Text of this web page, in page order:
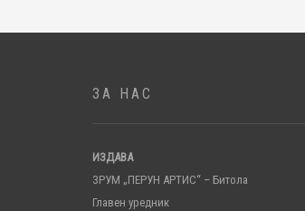
ЗА НАС
ИЗДАВА
ЗРУМ „ПЕРУН АРТИС“ – Битола
Главен уредник